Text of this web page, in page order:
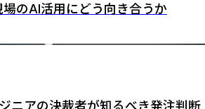
のAI活用にどう向き合うか
ニアの決裁者が知るべき発注判断